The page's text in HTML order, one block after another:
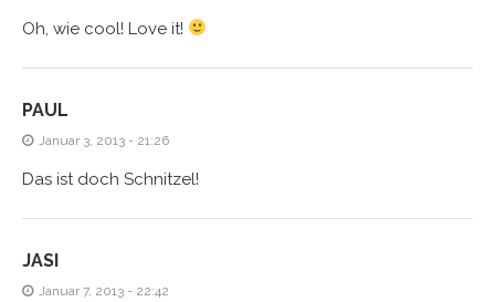
Oh, wie cool! Love it!
PAUL
Januar 3, 2013 - 21:26
Das ist doch Schnitzel!
JASI
Januar 7, 2013 - 22:42